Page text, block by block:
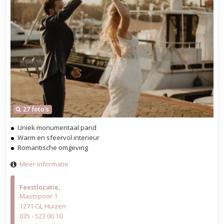
Feestlocatie
Mastspoor 1
1271 GL Huizen
035 - 523 00 10
27 foto's
Uniek monumentaal pand
Warm en sfeervol interieur
Romantische omgeving
Meer informatie